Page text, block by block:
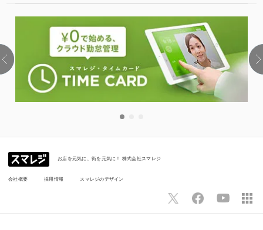
お店を元気に、街を元気に！ 株式会社スマレジ
会社概要 採用情報 スマレジのデザイン